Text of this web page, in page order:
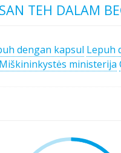
TEH DALAM
dengan kapsul Lepuh
Miškininkystės ministerija